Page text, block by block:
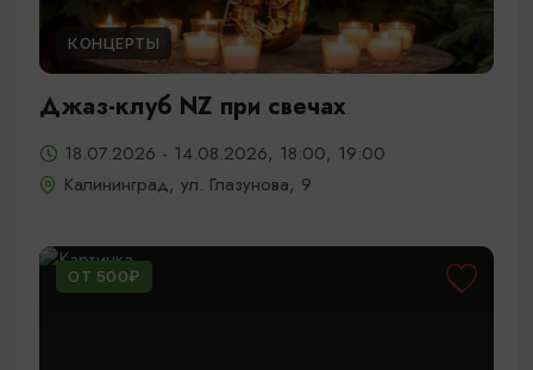
КОНЦЕРТЫ
Джаз-клуб NZ при свечах
18.07.2026 - 14.08.2026, 18:00, 19:00
Калининград, ул. Глазунова, 9
ОТ 500₽